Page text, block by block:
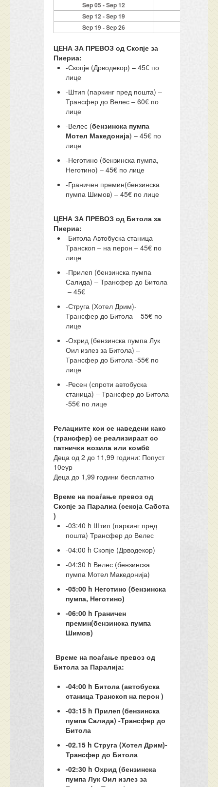
Sep 05 - Sep 12
Sep 12 - Sep 19
Sep 19 - Sep 26
ЦЕНА ЗА ПРЕВОЗ од Скопје за
Пиериа:
-Скопје (Дрводекор) – 45€ по
лице
-Штип (паркинг пред пошта) –
Трансфер до Велес – 60€ по
лице
-Велес (бензинска пумпа
Мотел Македонија) – 45€ по
лице
-Неготино (бензинска пумпа,
Неготино) – 45€ по лице
-Граничен премин(бензинска
пумпа Шимов) – 45€ по лице
ЦЕНА ЗА ПРЕВОЗ од Битола за
Пиериа:
-Битола Автобуска станица
Транскоп – на перон – 45€ по
лице
-Прилеп (бензинска пумпа
Салида) – Трансфер до Битола
– 45€
-Струга (Хотел Дрим)-
Трансфер до Битола – 55€ по
лице
-Охрид (бензинска пумпа Лук
Оил излез за Битола) –
Трансфер до Битола -55€ по
лице
-Ресен (спроти автобуска
станица) – Трансфер до Битола
-55€ по лице
Релациите кои се наведени како
(трансфер) се реализираат со
патнички возила или комбe
Деца од 2 до 11,99 години: Попуст
10еур
Деца до 1,99 години бесплатно
Време на поаѓање превоз од
Скопје за Паралиа (секоја Сабота
)
-03:40 h Штип (паркинг пред
пошта) Трансфер до Велес
-04:00 h Скопје (Дрводекор)
-04:30 h Велес (бензинска
пумпа Мотел Македонија)
-05:00 h Неготино (бензинска
пумпа, Неготино)
-06:00 h Граничен
премин(бензинска пумпа
Шимов)
Време на поаѓање превоз од
Битола за Паралија:
-04:00 h Битола (автобуска
станица Транскоп на перон )
-03:15 h Прилеп (бензинска
пумпа Салида) -Трансфер до
Битола
-02.15 h Струга (Хотел Дрим)-
Трансфер до Битола
-02:30 h Охрид (бензинска
пумпа Лук Оил излез за